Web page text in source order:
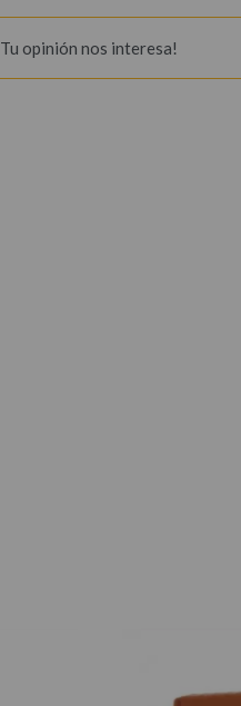
opinión nos interesa!